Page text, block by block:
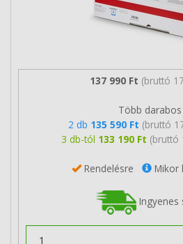
137 990 Ft (bruttó
Több
2 db 135 590 Ft (bruttó
3 db-tól 133 190 Ft (bruttó
Rendelésre Mikor
Ingyenes